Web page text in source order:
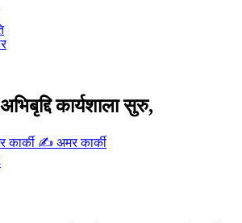
कार्यशाला सुरु,
✍ अमर कार्की